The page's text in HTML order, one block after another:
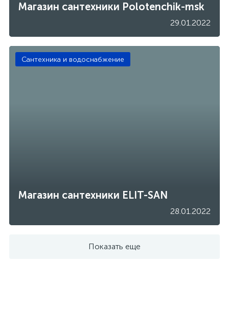
Магазин сантехники Polotenchik-msk
29.01.2022
Магазин сантехники ELIT-SAN
28.01.2022
Сантехника и водоснабжение
Показать еще